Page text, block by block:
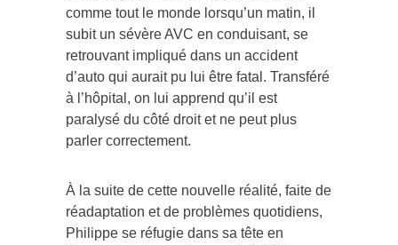
comme tout le monde lorsqu’un matin, il
subit un sévère AVC en conduisant, se
retrouvant impliqué dans un accident
d’auto qui aurait pu lui être fatal. Transféré
à l’hôpital, on lui apprend qu’il est
paralysé du côté droit et ne peut plus
parler correctement.
À la suite de cette nouvelle réalité, faite de
réadaptation et de problèmes quotidiens,
Philippe se réfugie dans sa tête en